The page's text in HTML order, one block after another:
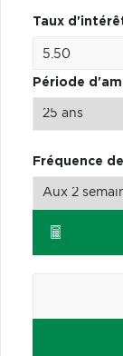
Taux
Période
Fréquence